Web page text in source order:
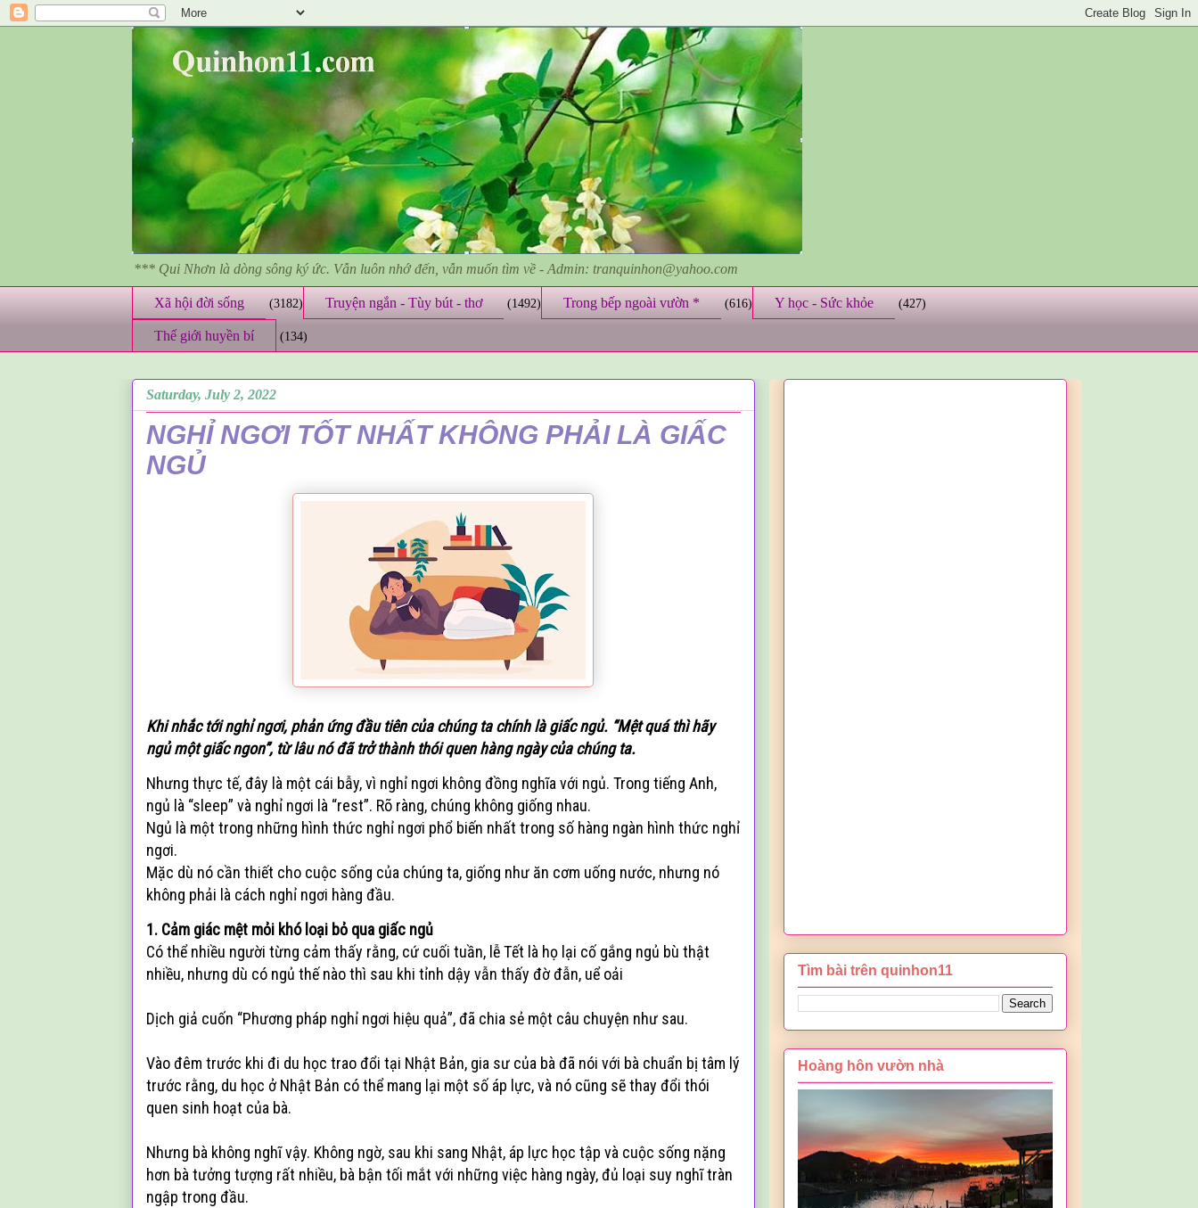
*** Qui Nhơn là dòng sông ký ức. Vẫn luôn nhớ đến, vẫn muốn tìm về - Admin: tranquinhon@yahoo.com
Xã hội đời sống (3182) Truyện ngắn - Tùy bút - thơ (1492) Trong bếp ngoài vườn * (616) Y học - Sức khỏe (427)
Thế giới huyền bí (134)
Saturday, July 2, 2022
NGHỈ NGƠI TỐT NHẤT KHÔNG PHẢI LÀ GIẤC
NGỦ
Khi nhắc tới nghỉ ngơi, phản ứng đầu tiên của chúng ta chính là giấc ngủ. “Mệt quá thì hãy
ngủ một giấc ngon”, từ lâu nó đã trở thành thói quen hàng ngày của chúng ta.
Nhưng thực tế, đây là một cái bẫy, vì nghỉ ngơi không đồng nghĩa với ngủ. Trong tiếng Anh,
ngủ là “sleep” và nghỉ ngơi là “rest”. Rõ ràng, chúng không giống nhau.
Ngủ là một trong những hình thức nghỉ ngơi phổ biến nhất trong số hàng ngàn hình thức nghỉ
ngơi.
Mặc dù nó cần thiết cho cuộc sống của chúng ta, giống như ăn cơm uống nước, nhưng nó
không phải là cách nghỉ ngơi hàng đầu.
1. Cảm giác mệt mỏi khó loại bỏ qua giấc ngủ
Có thể nhiều người từng cảm thấy rằng, cứ cuối tuần, lễ Tết là họ lại cố gắng ngủ bù thật
nhiều, nhưng dù có ngủ thế nào thì sau khi tỉnh dậy vẫn thấy đờ đẫn, uể oải
Dịch giả cuốn “Phương pháp nghỉ ngơi hiệu quả”, đã chia sẻ một câu chuyện như sau.
Vào đêm trước khi đi du học trao đổi tại Nhật Bản, gia sư của bà đã nói với bà chuẩn bị tâm lý
trước rằng, du học ở Nhật Bản có thể mang lại một số áp lực, và nó cũng sẽ thay đổi thói
quen sinh hoạt của bà.
Nhưng bà không nghĩ vậy. Không ngờ, sau khi sang Nhật, áp lực học tập và cuộc sống nặng
hơn bà tưởng tượng rất nhiều, bà bận tối mắt với những việc hàng ngày, đủ loại suy nghĩ tràn
ngập trong đầu.
Tìm bài trên quinhon11
Hoàng hôn vườn nhà